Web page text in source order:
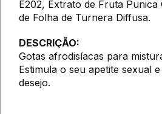
E202, Extrato de Fruta
de Folha de Turnera Diffusa.
DESCRIÇÃO:
Gotas afrodisíacas para
Estimula o seu apetite sexual
desejo.